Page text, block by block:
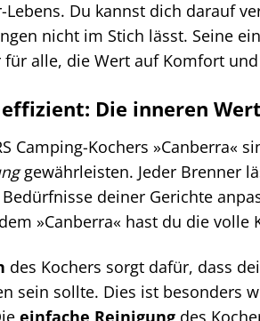
Du kannst dich darauf
nicht im Stich lässt. Seine
alle, die Wert auf Komfort
Die inneren
Camping-Kochers »Canberra«
gewährleisten. Jeder Brenner
deiner Gerichte
»Canberra« hast du die volle
des Kochers sorgt dafür, dass
sein sollte. Dies ist besonders
einfache Reinigung des